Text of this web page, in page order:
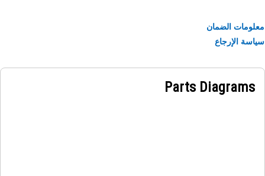
الضمان
الإرجاع
Parts Diagrams